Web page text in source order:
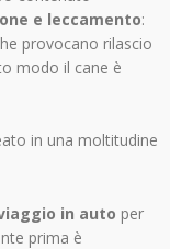
e leccamento:
provocano rilascio
modo il cane è
in una moltitudine
in auto per
prima è